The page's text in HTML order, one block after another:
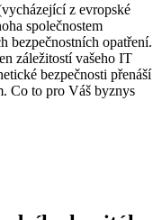
z evropské
společnostem
bezpečnostních opatření.
záležitostí vašeho IT
bezpečnosti přenáší
Co to pro Váš byznys